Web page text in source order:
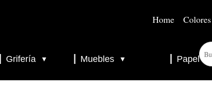
Home Colores
Grifería ▼ Muebles ▼ Papel